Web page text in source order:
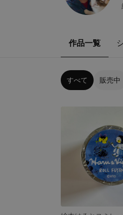
作品一覧
すべて 販売中